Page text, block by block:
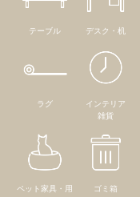
テーブル デスク・机
ラグ
インテリア
雑貨
ペット家具・用
ゴミ箱